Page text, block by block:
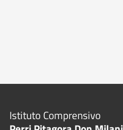
Istituto Comprensivo